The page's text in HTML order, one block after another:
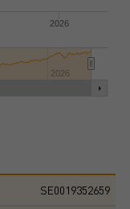
2026
2026
SE0019352659